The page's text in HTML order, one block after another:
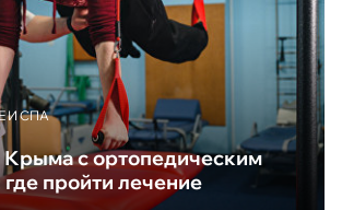
И СПА
Крыма с ортопедическим
пройти лечение